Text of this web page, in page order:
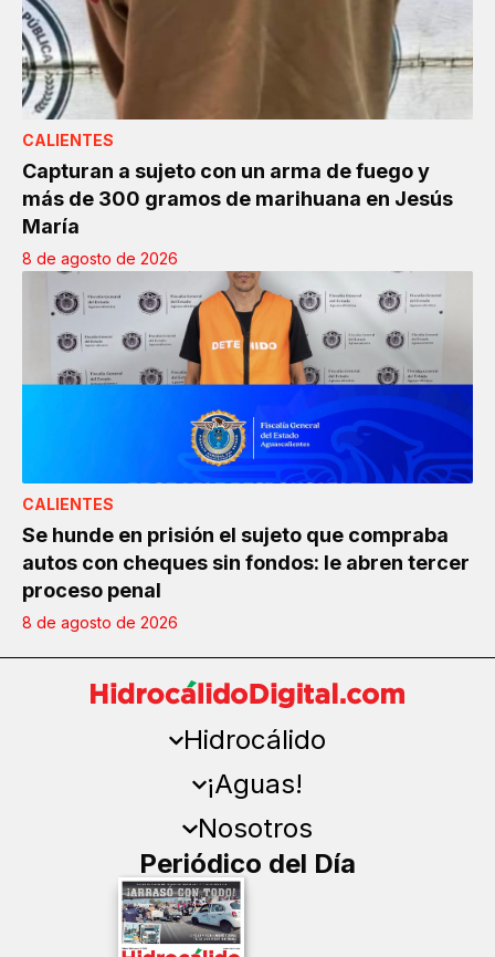
CALIENTES
Capturan a sujeto con un arma de fuego y
más de 300 gramos de marihuana en Jesús
María
8 de agosto de 2026
CALIENTES
Se hunde en prisión el sujeto que compraba
autos con cheques sin fondos: le abren tercer
proceso penal
8 de agosto de 2026
Hidrocálido
¡Aguas!
Nosotros
Periódico del Día